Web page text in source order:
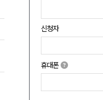
신청자
휴대폰